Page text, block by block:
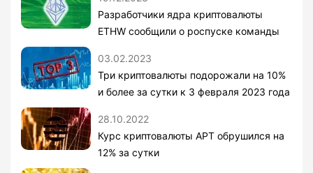
Разработчики ядра криптовалюты
ETHW сообщили о роспуске команды
03.02.2023
Три криптовалюты подорожали на 10%
и более за сутки к 3 февраля 2023 года
28.10.2022
Курс криптовалюты APT обрушился на
12% за сутки